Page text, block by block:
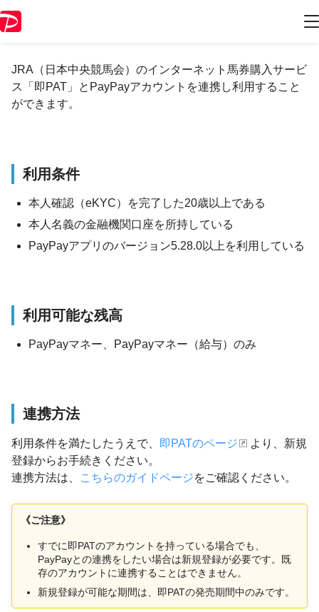
JRA（日本中央競馬会）のインターネット馬券購入サービ
ス「即PAT」とPayPayアカウントを連携し利用すること
ができます。
利用条件
本人確認（eKYC）を完了した20歳以上である
本人名義の金融機関口座を所持している
PayPayアプリのバージョン5.28.0以上を利用している
利用可能な残高
PayPayマネー、PayPayマネー（給与）のみ
連携方法
利用条件を満たしたうえで、 即PATのページ
より、新規
登録からお手続きください。
連携方法は、
こちらのガイドページをご確認ください。
《ご注意》
すでに即PATのアカウントを持っている場合でも、
PayPayとの連携をしたい場合は新規登録が必要です。既
存のアカウントに連携することはできません。
新規登録が可能な期間は、即PATの発売期間中のみです。